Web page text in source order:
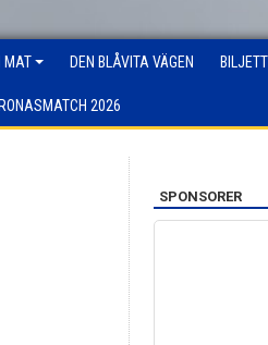
MAT DEN BLÅVITA VÄGEN
2026
SPONSORER